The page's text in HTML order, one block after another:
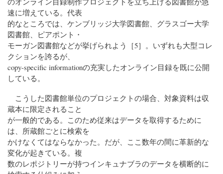
速に増えている。代表
的なところでは、ケンブリッジ大学図書館、グラスゴー大学
図書館、ピアポント・
モーガン図書館などが挙げられよう［5］。いずれも大型コレ
クションを誇るが、
copy-specific informationの充実したオンライン目録を既に公開
している。
こうした図書館単位のプロジェクトの場合、対象資料は収
蔵本に限定されること
が一般的である。このため従来はデータを取得するために
は、所蔵館ごとに検索を
かけなくてはならなかった。だが、ここ数年の間に革新的な
変化が起きている。複
数のレポジトリーが持つインキュナブラのデータを横断的に